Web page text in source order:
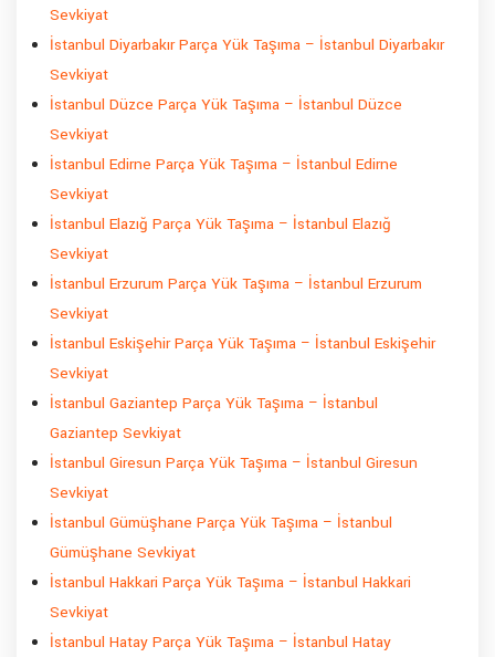
Sevkiyat
İstanbul Diyarbakır Parça Yük Taşıma – İstanbul Diyarbakır
Sevkiyat
İstanbul Düzce Parça Yük Taşıma – İstanbul Düzce
Sevkiyat
İstanbul Edirne Parça Yük Taşıma – İstanbul Edirne
Sevkiyat
İstanbul Elazığ Parça Yük Taşıma – İstanbul Elazığ
Sevkiyat
İstanbul Erzurum Parça Yük Taşıma – İstanbul Erzurum
Sevkiyat
İstanbul Eskişehir Parça Yük Taşıma – İstanbul Eskişehir
Sevkiyat
İstanbul Gaziantep Parça Yük Taşıma – İstanbul
Gaziantep Sevkiyat
İstanbul Giresun Parça Yük Taşıma – İstanbul Giresun
Sevkiyat
İstanbul Gümüşhane Parça Yük Taşıma – İstanbul
Gümüşhane Sevkiyat
İstanbul Hakkari Parça Yük Taşıma – İstanbul Hakkari
Sevkiyat
İstanbul Hatay Parça Yük Taşıma – İstanbul Hatay